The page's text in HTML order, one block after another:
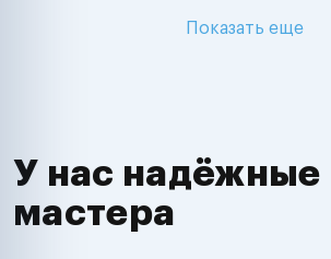
Показать еще
У нас надёжные
мастера